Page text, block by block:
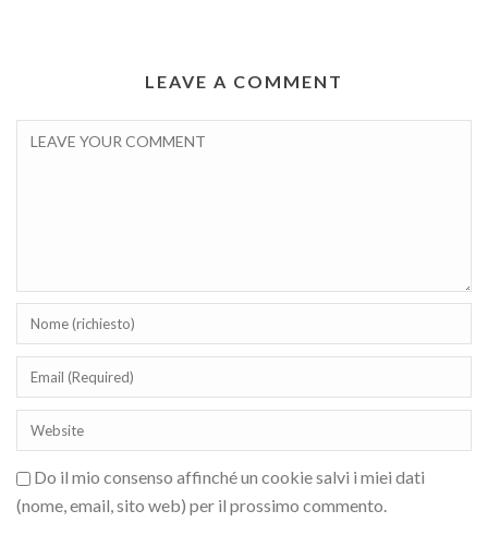
LEAVE A COMMENT
Do il mio consenso affinché un cookie salvi i miei dati
(nome, email, sito web) per il prossimo commento.